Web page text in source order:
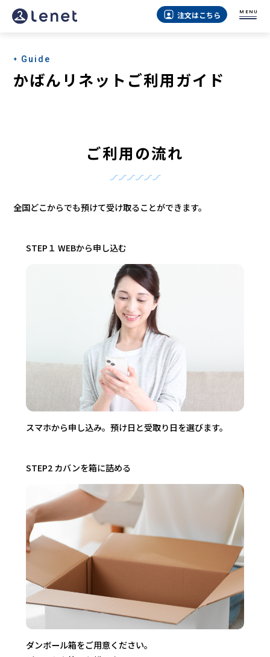
注文はこちら MENU
Guide
かばんリネットご利用ガイド
ご利用の流れ
全国どこからでも預けて受け取ることができます。
STEP１ WEBから申し込む
スマホから申し込み。預け日と受取り日を選びます。
STEP2 カバンを箱に詰める
ダンボール箱をご用意ください。